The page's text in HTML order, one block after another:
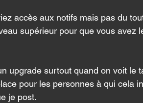
accès aux notifs mais pas du
supérieur pour que vous avez
upgrade surtout quand on voit le
pour les personnes à qui cela
je post.